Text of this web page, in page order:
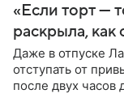
«Если торт —
раскрыла, как
Даже в отпуске
отступать от
после двух часов